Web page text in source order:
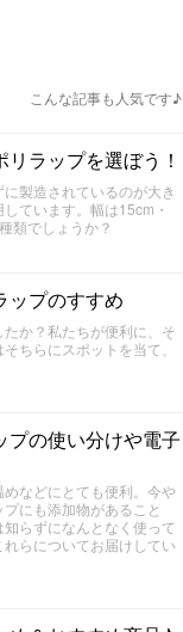
こんな記事も人気です♪
ラップを選ぼう！
製造されているのが大き
ています。幅は15cm・
類でしょうか？
プのすすめ
か？私たちが便利に、そ
ちらにスポットを当て、
プの使い分けや電子
などにとても便利。今や
にも添加物があること
らずになんとなく使って
らについてお届けしてい